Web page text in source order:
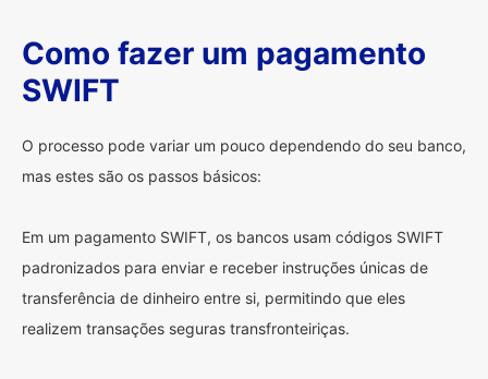
Como fazer um pagamento
SWIFT
O processo pode variar um pouco dependendo do seu banco,
mas estes são os passos básicos:
Em um pagamento SWIFT, os bancos usam códigos SWIFT
padronizados para enviar e receber instruções únicas de
transferência de dinheiro entre si, permitindo que eles
realizem transações seguras transfronteiriças.